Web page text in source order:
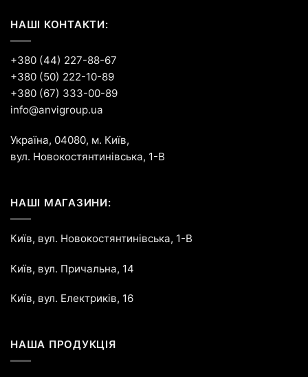
НАШІ КОНТАКТИ:
+380 (44) 227-88-67
+380 (50) 222-10-89
+380 (67) 333-00-89
info@anvigroup.ua
Україна, 04080, м. Київ,
вул. Новокостянтинівська, 1-В
НАШІ МАГАЗИНИ:
Київ, вул. Новокостянтинівська, 1-В
Київ, вул. Причальна, 14
Київ, вул. Електриків, 16
НАША ПРОДУКЦІЯ